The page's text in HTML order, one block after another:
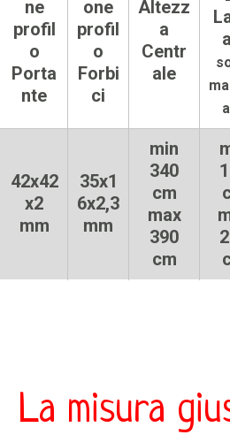
ne
profil
o
Porta
nte
one
profil
o
Forbi
ci
Altezz
a
Centr
ale
42x42
x2
mm
35x1
6x2,3
mm
min
340
cm
max
390
cm
La misura